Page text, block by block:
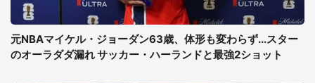
元NBAマイケル・ジョーダン63歳、体形も変わらず...スター
のオーラダダ漏れ サッカー・ハーランドと最強2ショット